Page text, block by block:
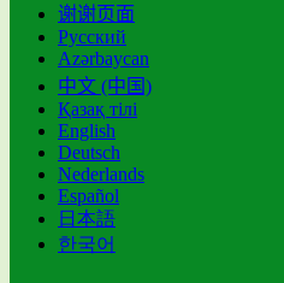
谢谢页面
Русский
Azərbaycan
中文 (中国)
Қазақ тілі
English
Deutsch
Nederlands
Español
日本語
한국어